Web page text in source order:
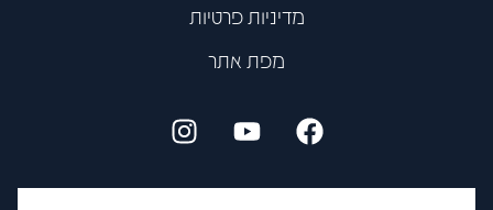
מדיניות פרטיות
מפת אתר